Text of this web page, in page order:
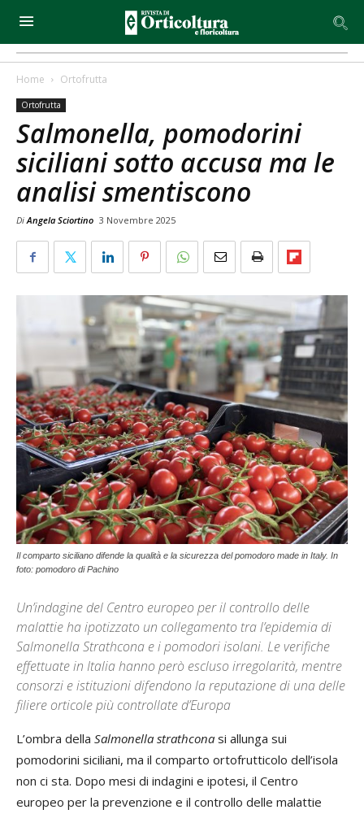
Home Ortofrutta
Ortofrutta
Salmonella, pomodorini
siciliani sotto accusa ma le
analisi smentiscono
DiAngela Sciortino 3 Novembre 2025
Il comparto siciliano difende la qualità e la sicurezza del pomodoro made in Italy. In
foto: pomodoro di Pachino
Un’indagine del Centro europeo per il controllo delle
malattie ha ipotizzato un collegamento tra l’epidemia di
Salmonella Strathcona e i pomodori isolani. Le verifiche
effettuate in Italia hanno però escluso irregolarità, mentre
consorzi e istituzioni difendono la reputazione di una delle
filiere orticole più controllate d’Europa
L’ombra della Salmonella strathcona si allunga sui
pomodorini siciliani, ma il comparto ortofrutticolo dell’isola
non ci sta. Dopo mesi di indagini e ipotesi, il Centro
europeo per la prevenzione e il controllo delle malattie